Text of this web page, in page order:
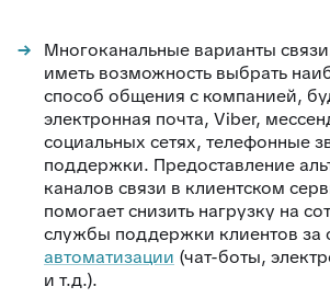
Многоканальные варианты
иметь возможность выбрать
способ общения с компанией,
электронная почта, Viber,
социальных сетях, телефонные
поддержки. Предоставление
каналов связи в клиентском
помогает снизить нагрузку на
службы поддержки клиентов за
автоматизации (чат-боты,
и т.д.).